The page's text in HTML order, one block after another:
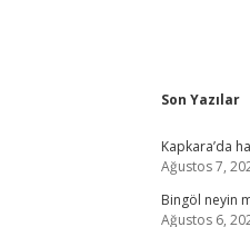
Son Yazılar
Kapkara’da
Ağustos 7,
Bingöl neyin
Ağustos 6,